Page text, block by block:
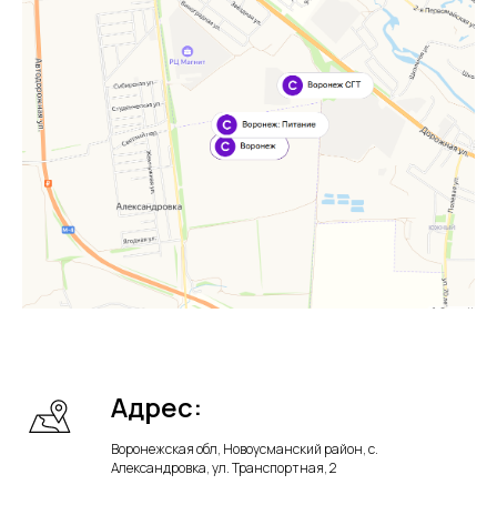
Адрес:
Воронежская обл, Новоусманский район, с.
Александровка, ул. Транспортная, 2